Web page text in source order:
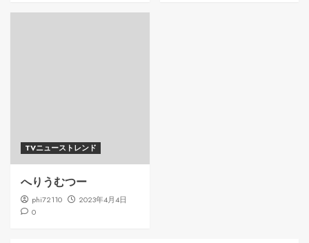
TVニューストレンド
へりうむつー
phi72110
2023年4月4日
0